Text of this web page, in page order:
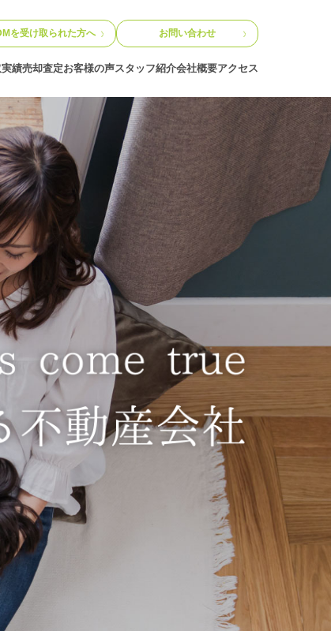
を受け取られた方へ お問い合わせ
績売却査定お客様の声スタッフ紹介会社概要アクセス